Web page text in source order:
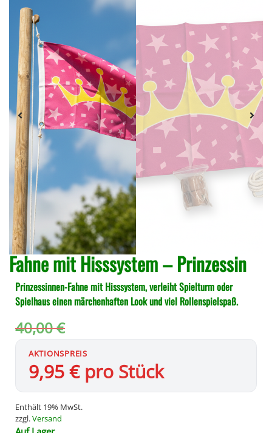
Fahne mit Hisssystem – Prinzessin
Prinzessinnen-Fahne mit Hisssystem, verleiht Spielturm oder
Spielhaus einen märchenhaften Look und viel Rollenspielspaß.
40,00€
9,95€ pro Stück
Enthält 19% MwSt.
zzgl.Versand